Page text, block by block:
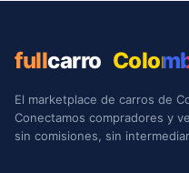
fullcarro
El marketplace de carros de
Conectamos compradores y
sin comisiones, sin